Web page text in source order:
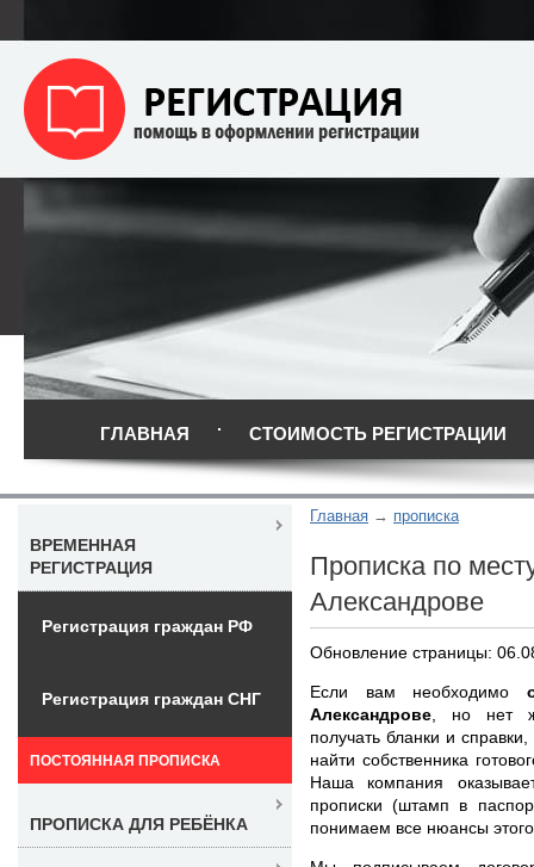
ГЛАВНАЯ СТОИМОСТЬ РЕГИСТРАЦИИ
Главная прописка
Прописка по
Александрове
Обновление страницы:
Если вам необходимо
Александрове , но нет
получать бланки и
найти собственника
Наша компания
прописки (штамп в
понимаем все нюансы
ВРЕМЕННАЯ
РЕГИСТРАЦИЯ
Регистрация граждан РФ
Регистрация граждан СНГ
ПОСТОЯННАЯ ПРОПИСКА
ПРОПИСКА ДЛЯ РЕБЁНКА